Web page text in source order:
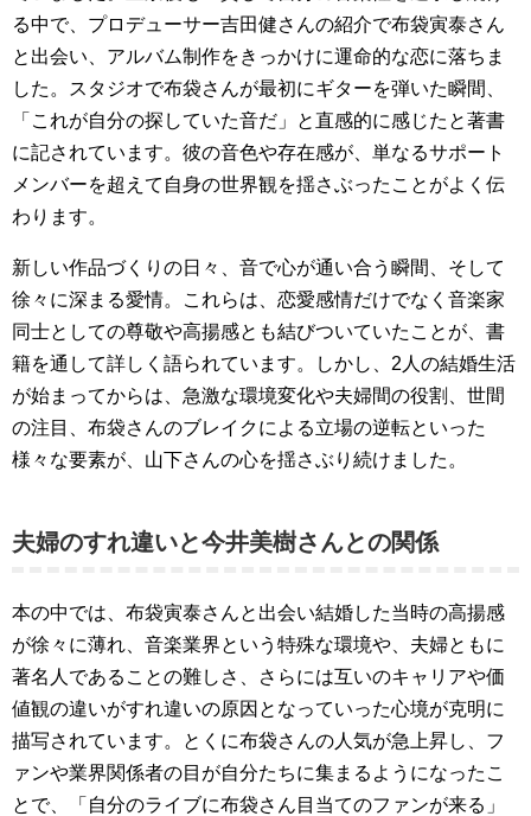
る中で、プロデューサー吉田健さんの紹介で布袋寅泰さん
と出会い、アルバム制作をきっかけに運命的な恋に落ちま
した。スタジオで布袋さんが最初にギターを弾いた瞬間、
「これが自分の探していた音だ」と直感的に感じたと著書
に記されています。彼の音色や存在感が、単なるサポート
メンバーを超えて自身の世界観を揺さぶったことがよく伝
わります。
新しい作品づくりの日々、音で心が通い合う瞬間、そして
徐々に深まる愛情。これらは、恋愛感情だけでなく音楽家
同士としての尊敬や高揚感とも結びついていたことが、書
籍を通して詳しく語られています。しかし、2人の結婚生活
が始まってからは、急激な環境変化や夫婦間の役割、世間
の注目、布袋さんのブレイクによる立場の逆転といった
様々な要素が、山下さんの心を揺さぶり続けました。
夫婦のすれ違いと今井美樹さんとの関係
本の中では、布袋寅泰さんと出会い結婚した当時の高揚感
が徐々に薄れ、音楽業界という特殊な環境や、夫婦ともに
著名人であることの難しさ、さらには互いのキャリアや価
値観の違いがすれ違いの原因となっていった心境が克明に
描写されています。とくに布袋さんの人気が急上昇し、フ
ァンや業界関係者の目が自分たちに集まるようになったこ
とで、「自分のライブに布袋さん目当てのファンが来る」